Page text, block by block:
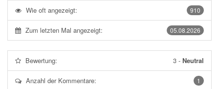
910
Wie oft angezeigt:
05.08.2026
Zum letzten Mal angezeigt:
Bewertung: 3 - Neutral
1
Anzahl der Kommentare: